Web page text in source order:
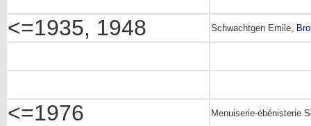
<=1935, 1948 Schwachtgen Emile,
<=1976 Menuiserie-ébénisterie